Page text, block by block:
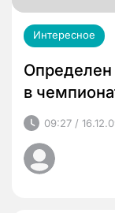
Интересное
Определен
в
09:27 /